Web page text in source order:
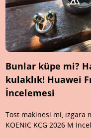
Bunlar küpe mi?
kulaklık! Huawei
İncelemesi
Tost makinesi mi, ızgara
KOENIC KCG 2026 M